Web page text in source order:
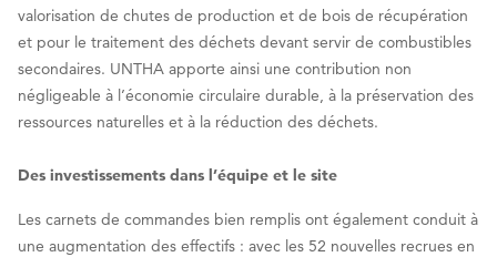
valorisation de chutes de production et de bois de récupération
et pour le traitement des déchets devant servir de combustibles
secondaires. UNTHA apporte ainsi une contribution non
négligeable à l’économie circulaire durable, à la préservation des
ressources naturelles et à la réduction des déchets.
Des investissements dans l’équipe et le site
Les carnets de commandes bien remplis ont également conduit à
une augmentation des effectifs : avec les 52 nouvelles recrues en